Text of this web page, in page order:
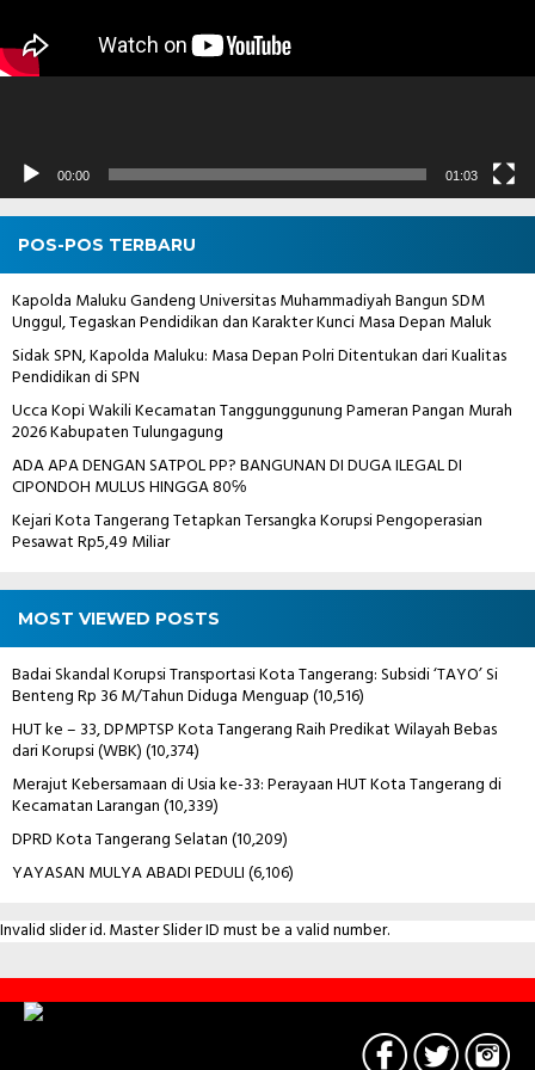
00:00 01:03
POS-POS TERBARU
Kapolda Maluku Gandeng Universitas Muhammadiyah Bangun SDM
Unggul, Tegaskan Pendidikan dan Karakter Kunci Masa Depan Maluk
Sidak SPN, Kapolda Maluku: Masa Depan Polri Ditentukan dari Kualitas
Pendidikan di SPN
Ucca Kopi Wakili Kecamatan Tanggunggunung Pameran Pangan Murah
2026 Kabupaten Tulungagung
ADA APA DENGAN SATPOL PP? BANGUNAN DI DUGA ILEGAL DI
CIPONDOH MULUS HINGGA 80℅
Kejari Kota Tangerang Tetapkan Tersangka Korupsi Pengoperasian
Pesawat Rp5,49 Miliar
MOST VIEWED POSTS
Badai Skandal Korupsi Transportasi Kota Tangerang: Subsidi ‘TAYO’ Si
Benteng Rp 36 M/Tahun Diduga Menguap(10,516)
HUT ke – 33, DPMPTSP Kota Tangerang Raih Predikat Wilayah Bebas
dari Korupsi (WBK)(10,374)
Merajut Kebersamaan di Usia ke-33: Perayaan HUT Kota Tangerang di
Kecamatan Larangan(10,339)
DPRD Kota Tangerang Selatan(10,209)
YAYASAN MULYA ABADI PEDULI(6,106)
Invalid slider id. Master Slider ID must be a valid number.
Contact
Us